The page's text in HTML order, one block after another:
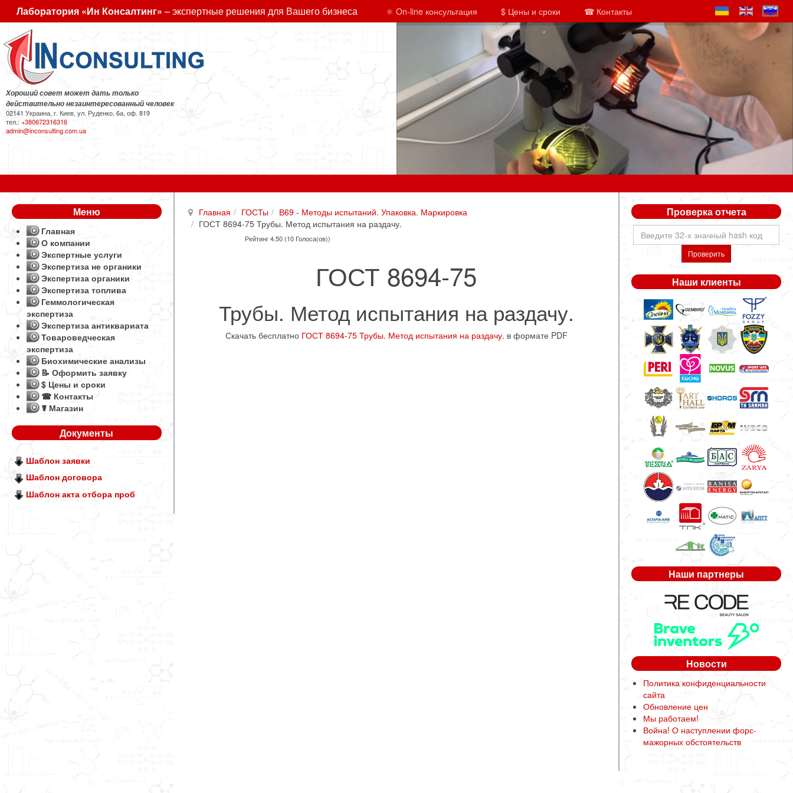
Лаборатория «Ин Консалтинг» – экспертные решения для Вашего бизнеса ⚛ On-line консультация $ Цены и сроки ☎ Контакты
Хороший совет может дать только
действительно незаинтересованный человек
02141 Украина, г. Киев, ул. Руденко, 6а, оф. 819
тел.:+380672316316
admin@inconsulting.com.ua
Главная ГОСТы
В69 - Методы испытаний. Упаковка. Маркировка
ГОСТ 8694-75 Трубы. Метод испытания на раздачу.
Рейтинг 4.50 (10 Голоса(ов))
ГОСТ 8694-75
Трубы. Метод испытания на раздачу.
Скачать бесплатно ГОСТ 8694-75 Трубы. Метод испытания на раздачу. в формате PDF
Меню
Главная
О компании
Экспертные услуги
Экспертиза не органики
Экспертиза органики
Экспертиза топлива
Геммологическая
экспертиза
Экспертиза антиквариата
Товароведческая
экспертиза
Биохимические анализы
📝 Оформить заявку
$ Цены и сроки
☎ Контакты
☤ Магазин
Документы
Шаблон заявки
Шаблон договора
Шаблон акта отбора проб
Проверка отчета
Проверить
Наши клиенты
Наши партнеры
Новости
Политика конфиденциальности
сайта
Обновление цен
Мы работаем!
Война! О наступлении форс-
мажорных обстоятельств